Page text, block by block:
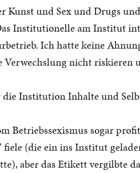
und Sex und Drugs und
Institutionelle am Institut
Ich hatte keine
nicht riskieren
die Institution Inhalte und
Betriebssexismus sogar
(die ein ins Institut
aber das Etikett vergilbte